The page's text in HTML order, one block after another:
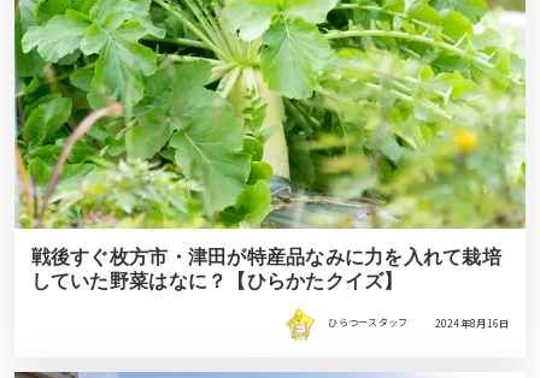
戦後すぐ枚方市・津田が特産品なみに力を入れて栽培
していた野菜はなに？【ひらかたクイズ】
ひらつースタッフ 2024年8月16日